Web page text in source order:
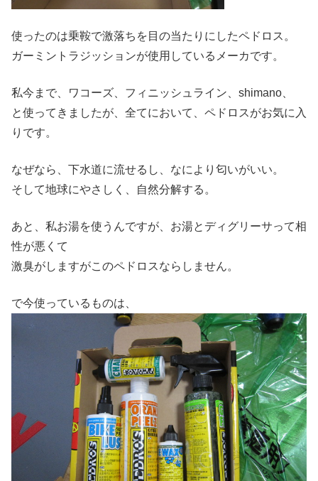
使ったのは乗鞍で激落ちを目の当たりにしたペドロス。
ガーミントラジッションが使用しているメーカです。
私今まで、ワコーズ、フィニッシュライン、shimano、
と使ってきましたが、全てにおいて、ペドロスがお気に入
りです。
なぜなら、下水道に流せるし、なにより匂いがいい。
そして地球にやさしく、自然分解する。
あと、私お湯を使うんですが、お湯とディグリーサって相
性が悪くて
激臭がしますがこのペドロスならしません。
で今使っているものは、